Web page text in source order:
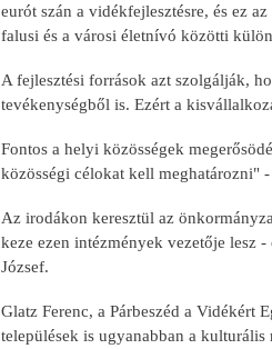
eurót szán a vidékfejlesztésre, és ez
falusi és a városi életnívó közötti
A fejlesztési források azt szolgálják,
tevékenységből is. Ezért a
Fontos a helyi közösségek
közösségi célokat kell meghatározni"
Az irodákon keresztül az
keze ezen intézmények vezetője lesz
József.
Glatz Ferenc, a Párbeszéd a
települések is ugyanabban a